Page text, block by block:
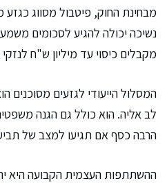
מבחינת החוק, פיטבול מסווג כגזע
נשיכה יכולה להגיע לסכומים
מקבלים כיסוי עד מיליון ש"ח
המסלול הייעודי לגזעים מסוכנים
לב אליה. הוא כולל גם הגנה
הרבה כסף אם תגיעו למצב של
ההשתתפות העצמית הקבועה היא